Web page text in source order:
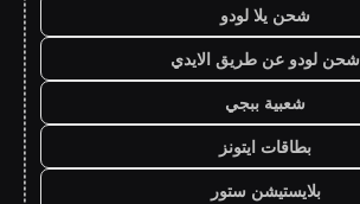
شحن يلا لودو
شحن لودو عن طريق الايدي
شعبية ببجي
بطاقات ايتونز
بلايستيشن ستور